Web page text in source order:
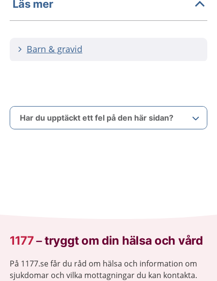
Läs mer
Barn & gravid
Har du upptäckt ett fel på den här sidan?
1177–tryggt om din hälsa och vård
På 1177.se får du råd om hälsa och information om
sjukdomar och vilka mottagningar du kan kontakta.